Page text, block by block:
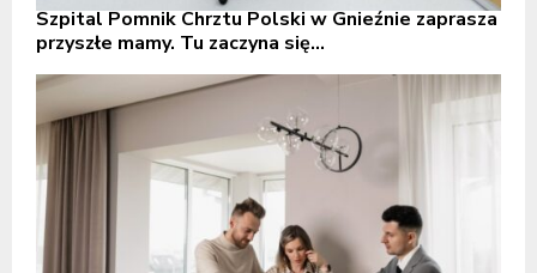
Szpital Pomnik Chrztu Polski w Gnieźnie zaprasza
przyszłe mamy. Tu zaczyna się...